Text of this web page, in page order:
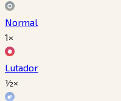
Normal
1×
Lutador
½×